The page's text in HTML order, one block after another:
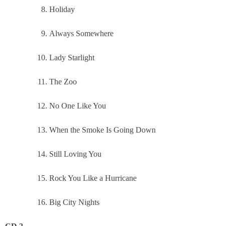
Holiday
Always Somewhere
Lady Starlight
The Zoo
No One Like You
When the Smoke Is Going Down
Still Loving You
Rock You Like a Hurricane
Big City Nights